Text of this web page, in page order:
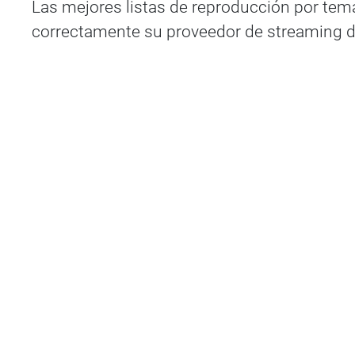
Las mejores listas de reproducción por
correctamente su proveedor de streaming